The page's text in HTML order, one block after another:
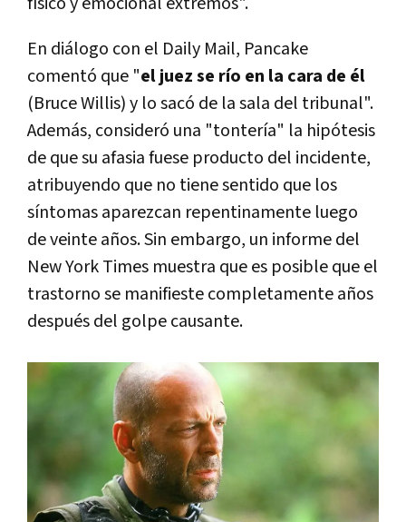
En diálogo con el Daily Mail, Pancake
comentó que "el juez se río en la cara de él
(Bruce Willis) y lo sacó de la sala del tribunal".
Además, consideró una "tontería" la hipótesis
de que su afasia fuese producto del incidente,
atribuyendo que no tiene sentido que los
síntomas aparezcan repentinamente luego
de veinte años. Sin embargo, un informe del
New York Times muestra que es posible que el
trastorno se manifieste completamente años
después del golpe causante.